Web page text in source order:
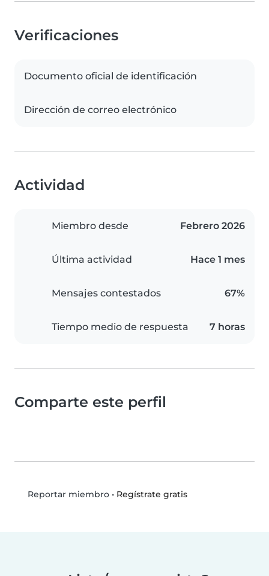
Verificaciones
Documento oficial de identificación
Dirección de correo electrónico
Actividad
Miembro desde Febrero 2026
Última actividad Hace 1 mes
Mensajes contestados 67%
Tiempo medio de respuesta 7 horas
Comparte este perfil
Reportar miembro• Regístrate gratis